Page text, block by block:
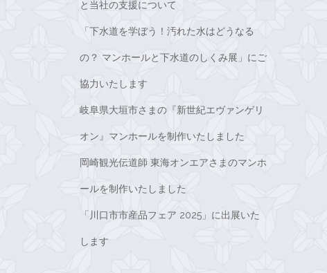
と当社の支援について
「下水道を学ぼう！汚れた水はどうなる
の？ マンホールと下水道のしくみ展」にご
協力いたします
岐阜県大垣市さまの『新世紀エヴァンゲリ
オン』マンホールを制作いたしました
岡崎観光伝道師 東海オンエアさまのマンホ
ールを制作いたしました
「川口市市産品フェア 2025」に出展いた
します